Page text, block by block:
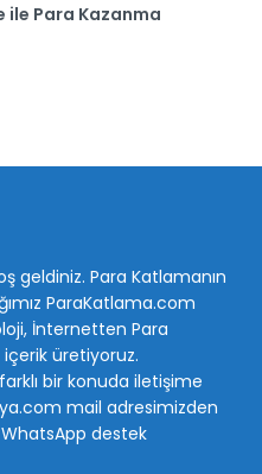
ile Para Kazanma
geldiniz. Para Katlamanın
ParaKatlama.com
İnternetten Para
üretiyoruz.
bir konuda iletişime
mail adresimizden
destek